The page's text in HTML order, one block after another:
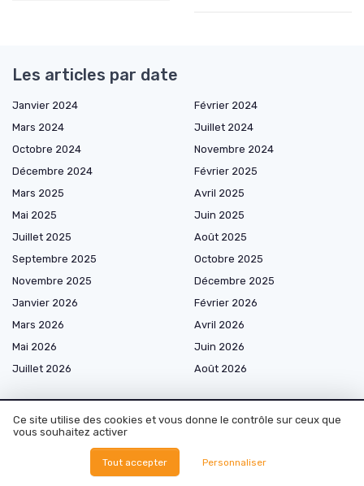
Les articles par date
Janvier 2024
Février 2024
Mars 2024
Juillet 2024
Octobre 2024
Novembre 2024
Décembre 2024
Février 2025
Mars 2025
Avril 2025
Mai 2025
Juin 2025
Juillet 2025
Août 2025
Septembre 2025
Octobre 2025
Novembre 2025
Décembre 2025
Janvier 2026
Février 2026
Mars 2026
Avril 2026
Mai 2026
Juin 2026
Juillet 2026
Août 2026
Stablecoins : définition et utilisation dans le monde des cryptomonnaies
Ce site utilise des cookies et vous donne le contrôle sur ceux que
vous souhaitez activer
Tout accepter Personnaliser